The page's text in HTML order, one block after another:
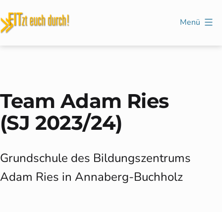
Inhalt
Menü
Team Adam Ries
(SJ 2023/24)
Grundschule des Bildungszentrums
Adam Ries in Annaberg-Buchholz